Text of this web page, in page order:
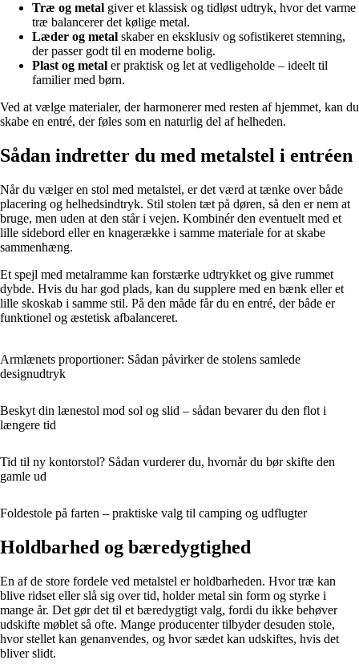
Træ og metal giver et klassisk og tidløst udtryk, hvor det varme
træ balancerer det kølige metal.
Læder og metal skaber en eksklusiv og sofistikeret stemning,
der passer godt til en moderne bolig.
Plast og metal er praktisk og let at vedligeholde – ideelt til
familier med børn.
Ved at vælge materialer, der harmonerer med resten af hjemmet, kan du
skabe en entré, der føles som en naturlig del af helheden.
Sådan indretter du med metalstel i entréen
Når du vælger en stol med metalstel, er det værd at tænke over både
placering og helhedsindtryk. Stil stolen tæt på døren, så den er nem at
bruge, men uden at den står i vejen. Kombinér den eventuelt med et
lille sidebord eller en knagerække i samme materiale for at skabe
sammenhæng.
Et spejl med metalramme kan forstærke udtrykket og give rummet
dybde. Hvis du har god plads, kan du supplere med en bænk eller et
lille skoskab i samme stil. På den måde får du en entré, der både er
funktionel og æstetisk afbalanceret.
Armlænets proportioner: Sådan påvirker de stolens samlede
designudtryk
Beskyt din lænestol mod sol og slid – sådan bevarer du den flot i
længere tid
Tid til ny kontorstol? Sådan vurderer du, hvornår du bør skifte den
gamle ud
Foldestole på farten – praktiske valg til camping og udflugter
Holdbarhed og bæredygtighed
En af de store fordele ved metalstel er holdbarheden. Hvor træ kan
blive ridset eller slå sig over tid, holder metal sin form og styrke i
mange år. Det gør det til et bæredygtigt valg, fordi du ikke behøver
udskifte møblet så ofte. Mange producenter tilbyder desuden stole,
hvor stellet kan genanvendes, og hvor sædet kan udskiftes, hvis det
bliver slidt.